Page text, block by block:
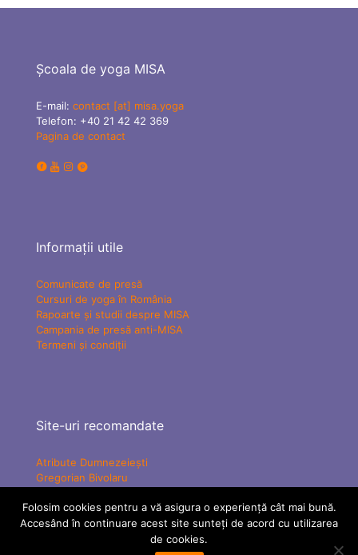
Școala de yoga MISA
E-mail: contact [at] misa.yoga
Telefon: +40 21 42 42 369
Pagina de contact
Informații utile
Comunicate de presă
Cursuri de yoga în România
Rapoarte și studii despre MISA
Campania de presă anti-MISA
Termeni și condiții
Site-uri recomandate
Atribute Dumnezeiești
Gregorian Bivolaru
Mișcarea Charismatică Teofanică
Vindecare Spirituală
Folosim cookies pentru a vă asigura o experiență cât mai bună.
Accesând în continuare acest site sunteți de acord cu utilizarea
de cookies.